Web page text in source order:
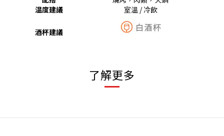
温度建議
室溫 / 冷飲
酒杯建議
了解更多